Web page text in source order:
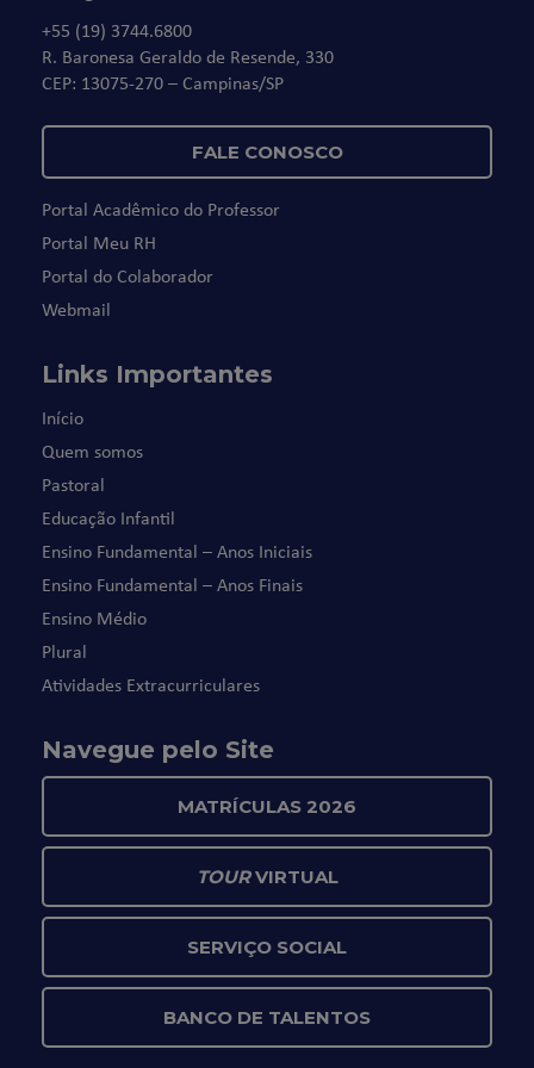
+55 (19) 3744.6800
R. Baronesa Geraldo de Resende, 330
CEP: 13075-270 – Campinas/SP
FALE CONOSCO
Portal Acadêmico do Professor
Portal Meu RH
Portal do Colaborador
Webmail
Links Importantes
Início
Quem somos
Pastoral
Educação Infantil
Ensino Fundamental – Anos Iniciais
Ensino Fundamental – Anos Finais
Ensino Médio
Plural
Atividades Extracurriculares
Navegue pelo Site
MATRÍCULAS 2026
TOURVIRTUAL
SERVIÇO SOCIAL
BANCO DE TALENTOS